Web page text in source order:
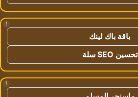
!
باقة باك لينك
تحسين SEO سلة
!